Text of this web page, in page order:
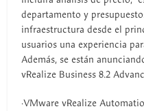
departamento y
infraestructura desde el
usuarios una experiencia
Además, se están
vRealize Business 8.2
·VMware vRealize